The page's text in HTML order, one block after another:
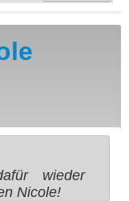
wieder
Nicole!